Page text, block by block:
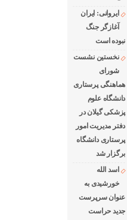
ایروانی: ایران
آغازگر جنگ
نبوده است
نخستین نشست
شورای
هماهنگی پرستاری
دانشگاه علوم
پزشکی گیلان در
دفتر مدیریت امور
پرستاری دانشگاه
برگزار شد
اسد الله
خورشیدی به
عنوان سرپرست
جدید حراست